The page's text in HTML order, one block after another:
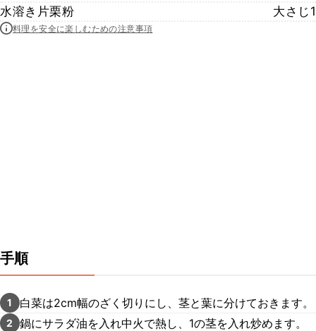
水溶き片栗粉
大さじ1
料理を安全に楽しむための注意事項
手順
1 白菜は2cm幅のざく切りにし、茎と葉に分けておきます。
2 鍋にサラダ油を入れ中火で熱し、1の茎を入れ炒めます。